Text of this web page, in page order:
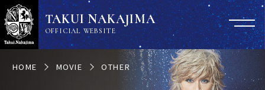
TAKUI NAKAJIMA
OFFICIAL WEBSITE
HOME MOVIE OTHER